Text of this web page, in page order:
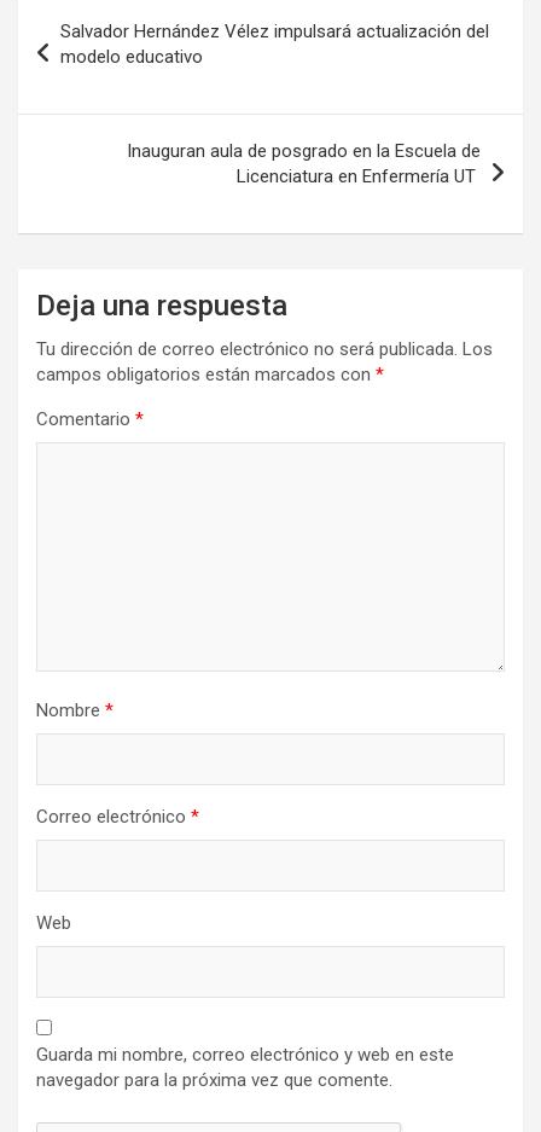
de
Salvador Hernández Vélez impulsará actualización del
modelo educativo
Inauguran aula de posgrado en la Escuela de
Licenciatura en Enfermería UT
Deja una respuesta
Tu dirección de correo electrónico no será publicada. Los
campos obligatorios están marcados con *
Comentario *
Nombre *
Correo electrónico *
Web
Guarda mi nombre, correo electrónico y web en este
navegador para la próxima vez que comente.